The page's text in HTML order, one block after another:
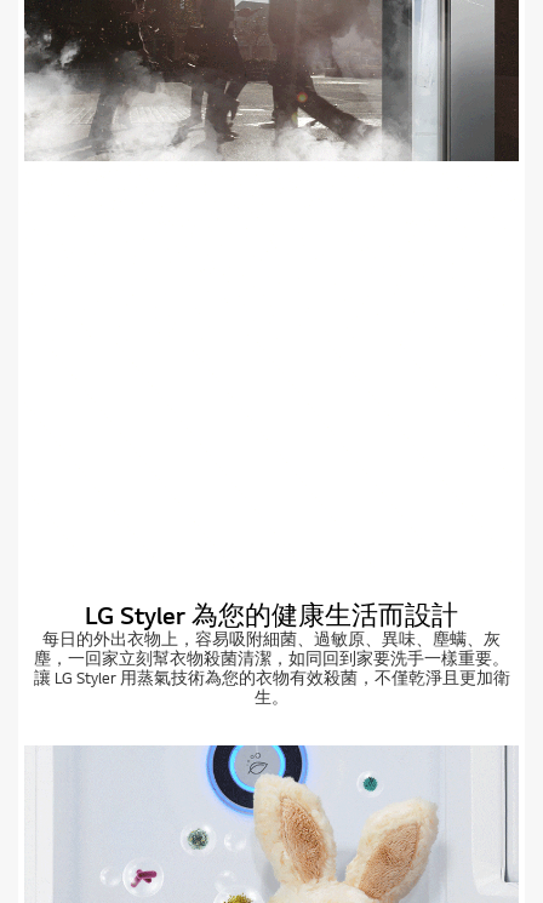
LG Styler 為您的健康生活而設計
每日的外出衣物上，容易吸附細菌、過敏原、異味、塵螨、灰
塵，一回家立刻幫衣物殺菌清潔，如同回到家要洗手一樣重要。
讓 LG Styler 用蒸氣技術為您的衣物有效殺菌，不僅乾淨且更加衛
生。